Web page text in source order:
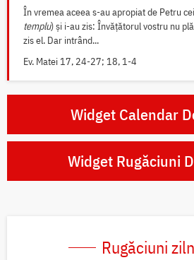
În vremea aceea s-au apropiat de Petru
templu) și i-au zis: Învățătorul vostru nu
zis el. Dar intrând...
Ev. Matei 17, 24-27; 18, 1-4
Widget Calendar
Widget Rugăciuni
Rugăciuni